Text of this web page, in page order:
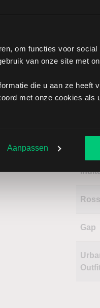
om functies voor
van onze site met
die u aan ze heeft
met onze cookies als
Aanpassen
Gap